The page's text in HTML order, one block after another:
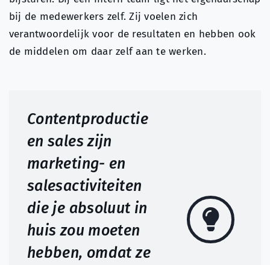
bij de medewerkers zelf. Zij voelen zich
verantwoordelijk voor de resultaten en hebben ook
de middelen om daar zelf aan te werken.
Contentproductie
en sales zijn
marketing- en
salesactiviteiten
die je absoluut in
huis zou moeten
hebben, omdat ze